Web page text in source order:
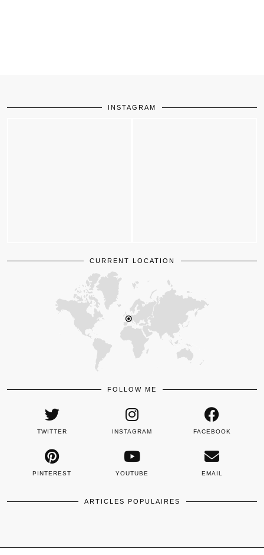
INSTAGRAM
CURRENT LOCATION
FOLLOW ME
TWITTER INSTAGRAM FACEBOOK
PINTEREST YOUTUBE EMAIL
ARTICLES POPULAIRES